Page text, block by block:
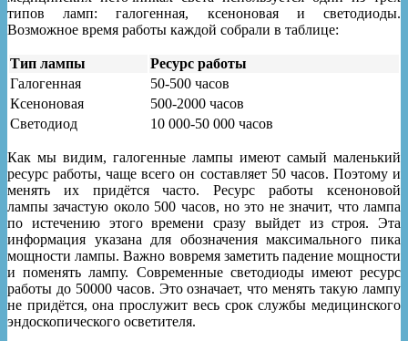
типов ламп: галогенная, ксеноновая и светодиоды.
Возможное время работы каждой собрали в таблице:
Тип лампы
Ресурс работы
Галогенная
50-500 часов
Ксеноновая
500-2000 часов
Светодиод
10 000-50 000 часов
Как мы видим, галогенные лампы имеют самый маленький
ресурс работы, чаще всего он составляет 50 часов. Поэтому и
менять их придётся часто. Ресурс работы ксеноновой
лампы зачастую около 500 часов, но это не значит, что лампа
по истечению этого времени сразу выйдет из строя. Эта
информация указана для обозначения максимального пика
мощности лампы. Важно вовремя заметить падение мощности
и поменять лампу. Современные светодиоды имеют ресурс
работы до 50000 часов. Это означает, что менять такую лампу
не придётся, она прослужит весь срок службы медицинского
эндоскопического осветителя.